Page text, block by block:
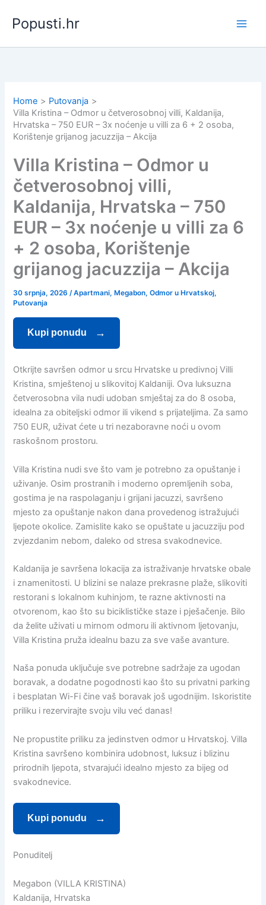
content
Popusti.hr
Home
Putovanja
Villa Kristina – Odmor u četverosobnoj villi, Kaldanija,
Hrvatska – 750 EUR – 3x noćenje u villi za 6 + 2 osoba,
Korištenje grijanog jacuzzija – Akcija
Villa Kristina – Odmor u
četverosobnoj villi,
Kaldanija, Hrvatska – 750
EUR – 3x noćenje u villi za 6
+ 2 osoba, Korištenje
grijanog jacuzzija – Akcija
30 srpnja, 2026/Apartmani, Megabon,Odmor u Hrvatskoj,
Putovanja
Kupi ponudu
Otkrijte savršen odmor u srcu Hrvatske u predivnoj Villi
Kristina, smještenoj u slikovitoj Kaldaniji. Ova luksuzna
četverosobna vila nudi udoban smještaj za do 8 osoba,
idealna za obiteljski odmor ili vikend s prijateljima. Za samo
750 EUR, uživat ćete u tri nezaboravne noći u ovom
raskošnom prostoru.
Villa Kristina nudi sve što vam je potrebno za opuštanje i
uživanje. Osim prostranih i moderno opremljenih soba,
gostima je na raspolaganju i grijani jacuzzi, savršeno
mjesto za opuštanje nakon dana provedenog istražujući
ljepote okolice. Zamislite kako se opuštate u jacuzziju pod
zvjezdanim nebom, daleko od stresa svakodnevice.
Kaldanija je savršena lokacija za istraživanje hrvatske obale
i znamenitosti. U blizini se nalaze prekrasne plaže, slikoviti
restorani s lokalnom kuhinjom, te razne aktivnosti na
otvorenom, kao što su biciklističke staze i pješačenje. Bilo
da želite uživati u mirnom odmoru ili aktivnom ljetovanju,
Villa Kristina pruža idealnu bazu za sve vaše avanture.
Naša ponuda uključuje sve potrebne sadržaje za ugodan
boravak, a dodatne pogodnosti kao što su privatni parking
i besplatan Wi-Fi čine vaš boravak još ugodnijim. Iskoristite
priliku i rezervirajte svoju vilu već danas!
Ne propustite priliku za jedinstven odmor u Hrvatskoj. Villa
Kristina savršeno kombinira udobnost, luksuz i blizinu
prirodnih ljepota, stvarajući idealno mjesto za bijeg od
svakodnevice.
Kupi ponudu
Ponuditelj
Megabon (VILLA KRISTINA)
Kaldanija, Hrvatska